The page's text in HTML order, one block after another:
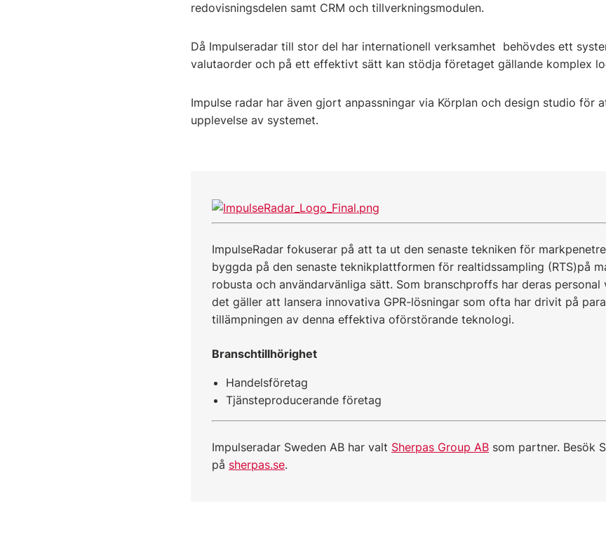
redovisningsdelen samt CRM och tillverkningsmodulen.
Då Impulseradar till stor del har internationell verksamhet behövdes ett
valutaorder och på ett effektivt sätt kan stödja företaget gällande komplex
Impulse radar har även gjort anpassningar via Körplan och design studio för
upplevelse av systemet.
ImpulseRadar fokuserar på att ta ut den senaste tekniken för
byggda på den senaste teknikplattformen för realtidssampling (RTS)på
robusta och användarvänliga sätt. Som branschproffs har deras
det gäller att lansera innovativa GPR-lösningar som ofta har drivit på
tillämpningen av denna effektiva oförstörande teknologi.
Branschtillhörighet
Handelsföretag
Tjänsteproducerande företag
Impulseradar Sweden AB har valt Sherpas Group AB som partner. Besök
på sherpas.se.